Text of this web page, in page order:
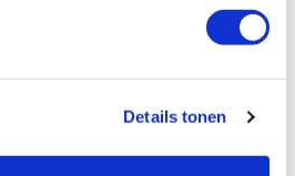
Details tonen